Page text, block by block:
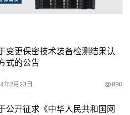
变更保密技术装备检测结果认
式的公告
年2月23日 890
公开征求《中华人民共和国网